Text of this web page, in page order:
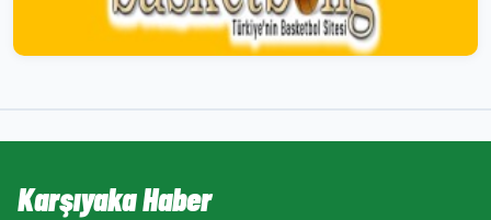
Karşıyaka Haber